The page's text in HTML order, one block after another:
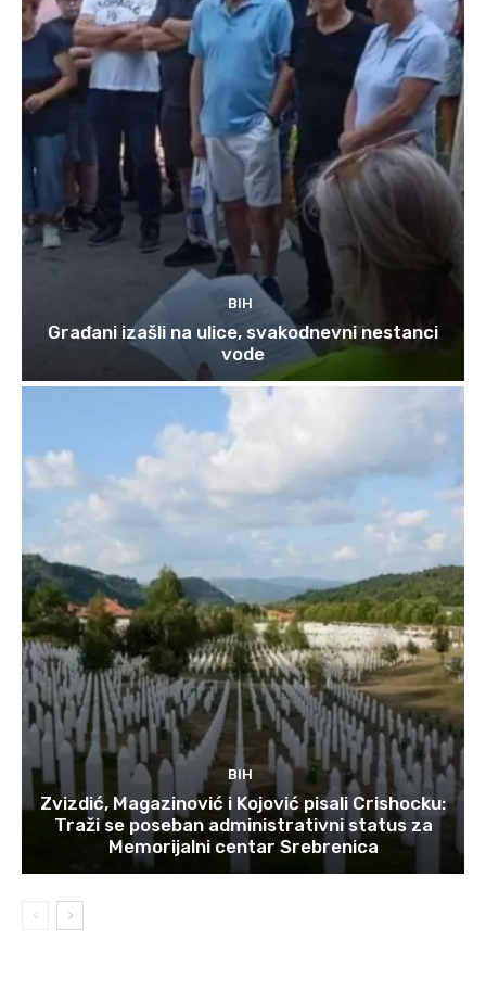
BIH
Građani izašli na ulice, svakodnevni nestanci
vode
BIH
Zvizdić, Magazinović i Kojović pisali Crishocku:
Traži se poseban administrativni status za
Memorijalni centar Srebrenica